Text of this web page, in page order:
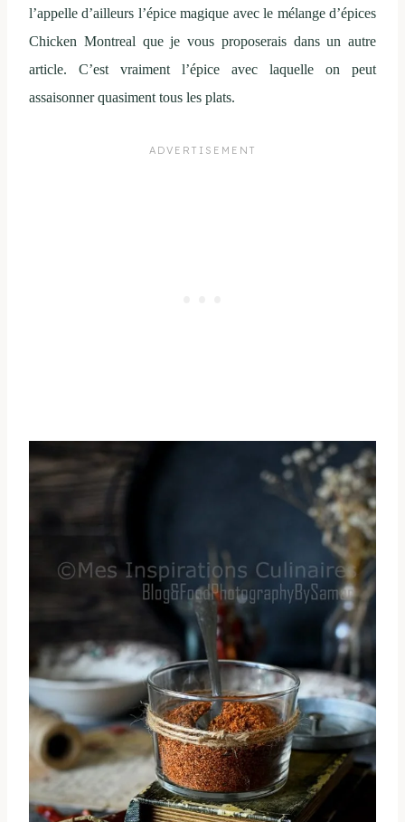
l’appelle d’ailleurs l’épice magique avec le mélange d’épices
Chicken Montreal que je vous proposerais dans un autre
article. C’est vraiment l’épice avec laquelle on peut
assaisonner quasiment tous les plats.